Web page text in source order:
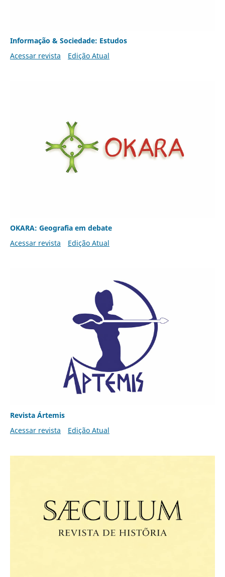
Informação & Sociedade: Estudos
Acessar revista
Edição Atual
OKARA: Geografia em debate
Acessar revista
Edição Atual
Revista Ártemis
Acessar revista
Edição Atual